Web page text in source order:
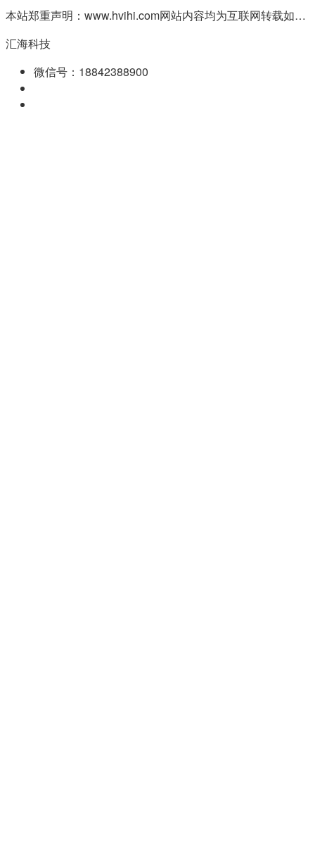
本站郑重声明：www.hvihi.com网站内容均为互联网转载如有侵权请联系QQ:55506560删除
汇海科技
微信号：18842388900